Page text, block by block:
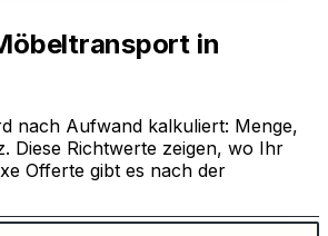
in
nach Aufwand kalkuliert: Menge,
Diese Richtwerte zeigen, wo Ihr
Offerte gibt es nach der